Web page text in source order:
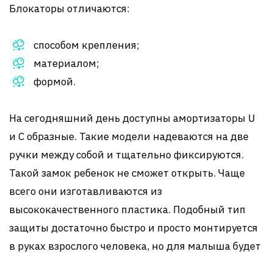
Блокаторы отличаются:
способом крепления;
материалом;
формой.
На сегодняшний день доступны амортизаторы U
и C образные. Такие модели надеваются на две
ручки между собой и тщательно фиксируются.
Такой замок ребенок не сможет открыть. Чаще
всего они изготавливаются из
высококачественного пластика. Подобный тип
защиты достаточно быстро и просто монтируется
в руках взрослого человека, но для малыша будет